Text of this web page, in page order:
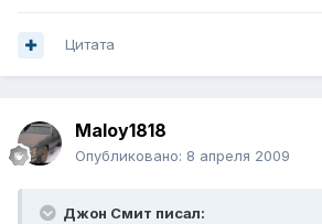
Цитата
Maloy1818
Опубликовано: 8 апреля 2009
Джон Смит писал: